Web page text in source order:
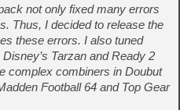
not only fixed many errors
Thus, I decided to release the
these errors. I also tuned
Tarzan and Ready 2
complex combiners in Doubut
Football 64 and Top Gear